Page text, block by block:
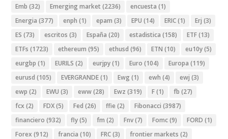
Emb (32) Emerging market (2236) encuesta (1)
Energia (377) enph (1) epam (3) EPU (14) ERIC(1) Erj (3)
ES (73) escritos (3) España (20) estadistica (158) ETF(13)
ETFs (1723) ethereum (95) ethusd (96) ETN (10) eu10y(5)
eurgbp (1) EURILS (2) eurjpy(1) Euro (104) Europa (119)
eurusd (105) EVERGRANDE(1) Ewg (1) ewh (4) ewj (3)
ewp (2) EWU (3) eww(28) Ewz (319) F(1) fb (27)
fcx (2) FDX(5) Fed (26) ffie (2) Fibonacci (3987)
financiero (932) fly(5) fm (2) Fnv(7) Fomc(9) FORD (1)
Forex (912) francia (10) FRC(3) frontier markets (2)